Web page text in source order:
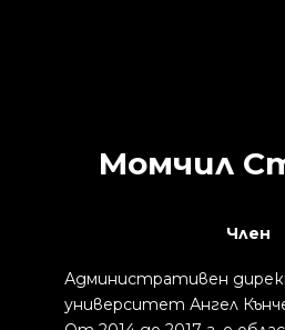
Момчил
Член
Административен
университет Ангел